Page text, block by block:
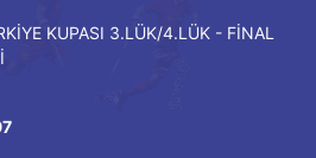
KUPASI 3.LÜK/4.LÜK - FİNAL